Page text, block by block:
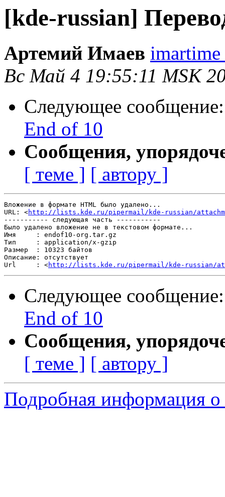
[kde-russian]
Артемий Имаев
Вс Май 4 19:55:11 MSK
Следующее
End of 10
Сообщения,
[ теме ] [ автору ]
Вложение в формате HTML было удалено...
URL: <http://lists.kde.ru/pipermail/kde-russian/
----------- следующая часть -----------
Было удалено вложение не в текстовом формате...
Имя     : endof10-org.tar.gz
Тип     : application/x-gzip
Размер  : 10323 байтов
Описание: отсутствует
Url     : <http://lists.kde.ru/pipermail/kde-russian/
Следующее
End of 10
Сообщения,
[ теме ] [ автору ]
Подробная информация о